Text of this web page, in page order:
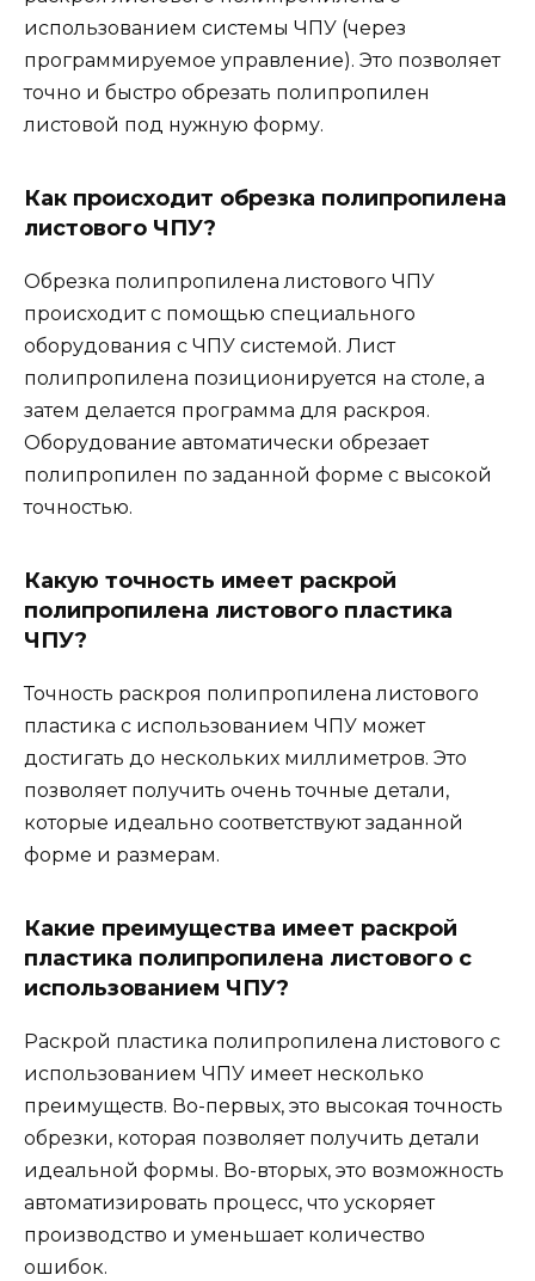
использованием системы ЧПУ (через
программируемое управление). Это позволяет
точно и быстро обрезать полипропилен
листовой под нужную форму.
Как происходит обрезка полипропилена
листового ЧПУ?
Обрезка полипропилена листового ЧПУ
происходит с помощью специального
оборудования с ЧПУ системой. Лист
полипропилена позиционируется на столе, а
затем делается программа для раскроя.
Оборудование автоматически обрезает
полипропилен по заданной форме с высокой
точностью.
Какую точность имеет раскрой
полипропилена листового пластика
ЧПУ?
Точность раскроя полипропилена листового
пластика с использованием ЧПУ может
достигать до нескольких миллиметров. Это
позволяет получить очень точные детали,
которые идеально соответствуют заданной
форме и размерам.
Какие преимущества имеет раскрой
пластика полипропилена листового с
использованием ЧПУ?
Раскрой пластика полипропилена листового с
использованием ЧПУ имеет несколько
преимуществ. Во-первых, это высокая точность
обрезки, которая позволяет получить детали
идеальной формы. Во-вторых, это возможность
автоматизировать процесс, что ускоряет
производство и уменьшает количество
ошибок.